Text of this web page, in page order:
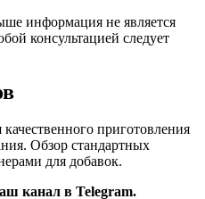
информация не является
консультацией следует
приготовления
Обзор стандартных
для добавок.
канал в Telegram.